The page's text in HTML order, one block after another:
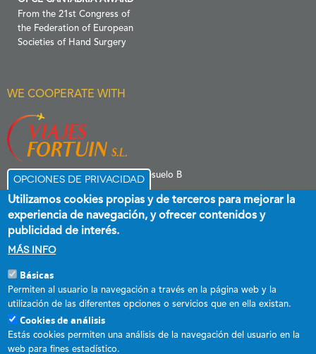
From the 21st Congress of
the Federation of European
Societies of Hand Surgery
WE COOPERATE WITH
C/ Menéndez Pelayo 6 Entresuelo B
Esta empresa ha recibido una subvención destinada a promover el
empleo estable y de calidad, cofinanciada al 60 % por el Fondo Social
Europeo plus y el Gobierno de Cantabria a través del Programa
Operativo FSE+ de Cantabria 2021-2027.
Opciones de privacidad
Utilizamos cookies propias y de terceros para mejorar la
experiencia de navegación, y ofrecer contenidos y
publicidad de interés.
Más info
Básicas
Permiten al usuario la navegación a través en la página web y la
utilización de las diferentes opciones o servicios que en ella existan.
Cookies de análisis
Estás cookies permiten una análisis de la navegación del usuario en la
web para fines estadístico.